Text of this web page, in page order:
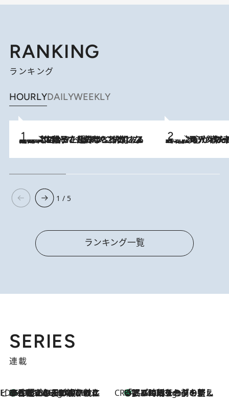
RANKING
ランキング
HOURLYDAILYWEEKLY
2026.8.5
【阿川佐和子さんの年とる力】なぜ70代で始めた趣味は“こんなに楽しい”のか？ ピアノ、俳句…スランプに陥っても続けられる“ある秘訣”とは 2026.8.8
《北欧の人々の幸福度が高いのは…》元デンマーク親善大使が出会った“心が満たされる暮らし”「いいかげんにヒュッゲしなさい！」
1 / 5
ランキング一覧
SERIES
連載
ビューティいいもの集め EDITORS' BEST
5 Hours Ago
35℃超えの日の夜、枕にひと吹き！ BAUMのルームスプレーが、ひのきの香りで心まで解きほぐす CREA'S CHOICE
5 Hours Ago
「眠る時刻をセットする」——眠りの前を整える、バルミューダの新しいアプローチ